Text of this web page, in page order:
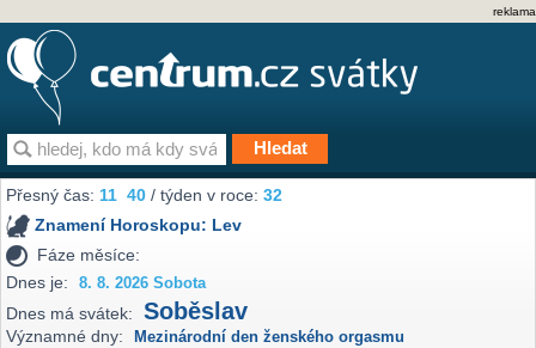
reklama
Přesný čas:11 40 / týden v roce:32
Znamení Horoskopu: Lev
Fáze měsíce:
Dnes je:
8. 8. 2026 Sobota
Dnes má svátek: Soběslav
Významné dny: Mezinárodní den ženského orgasmu